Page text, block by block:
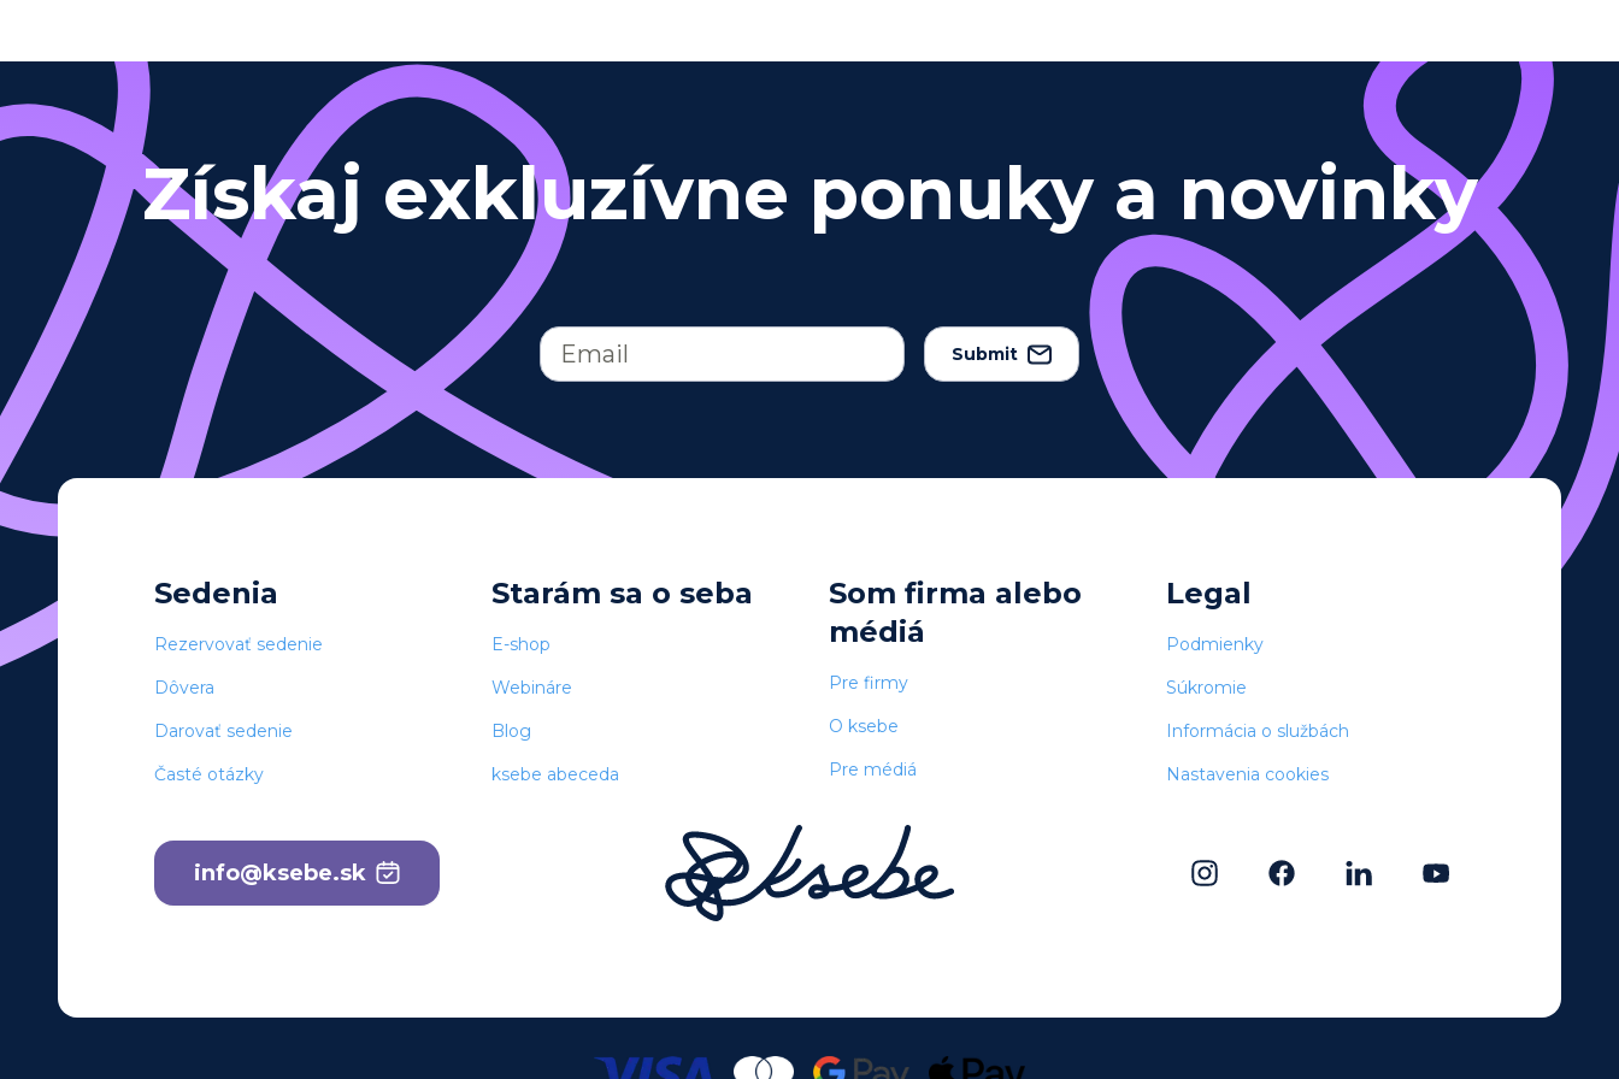
Získaj exkluzívne ponuky a novinky
Submit
Sedenia
Rezervovať sedenie
Dôvera
Darovať sedenie
Časté otázky
Starám sa o seba
E-shop
Webináre
Blog
ksebe abeceda
Som firma alebo
médiá
Pre firmy
O ksebe
Pre médiá
Legal
Podmienky
Súkromie
Informácia o službách
Nastavenia cookies
info@ksebe.sk